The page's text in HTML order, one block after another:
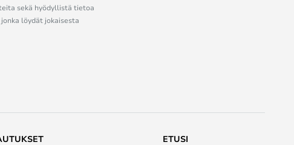
sekä hyödyllistä tietoa
löydät jokaisesta
ETUSI